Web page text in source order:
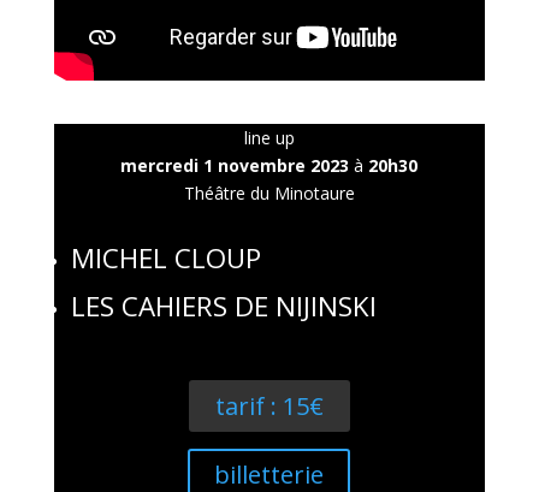
line up
mercredi 1 novembre 2023 à 20h30
Théâtre du Minotaure
MICHEL CLOUP
LES CAHIERS DE NIJINSKI
tarif : 15€
billetterie